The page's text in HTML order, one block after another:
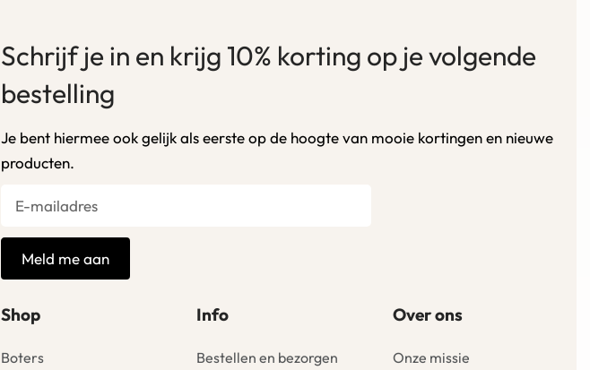
Schrijf je in en krijg 10% korting op je volgende
bestelling
Je bent hiermee ook gelijk als eerste op de hoogte van mooie kortingen en nieuwe
producten.
Meld me aan
Shop
Boters
Info
Bestellen en bezorgen
Over ons
Onze missie